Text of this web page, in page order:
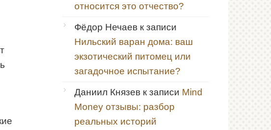
относится это отчество?
Фёдор Нечаев к записи
Нильский варан дома: ваш
экзотический питомец или
загадочное испытание?
Даниил Князев к записи Mind
Money отзывы: разбор
реальных историй